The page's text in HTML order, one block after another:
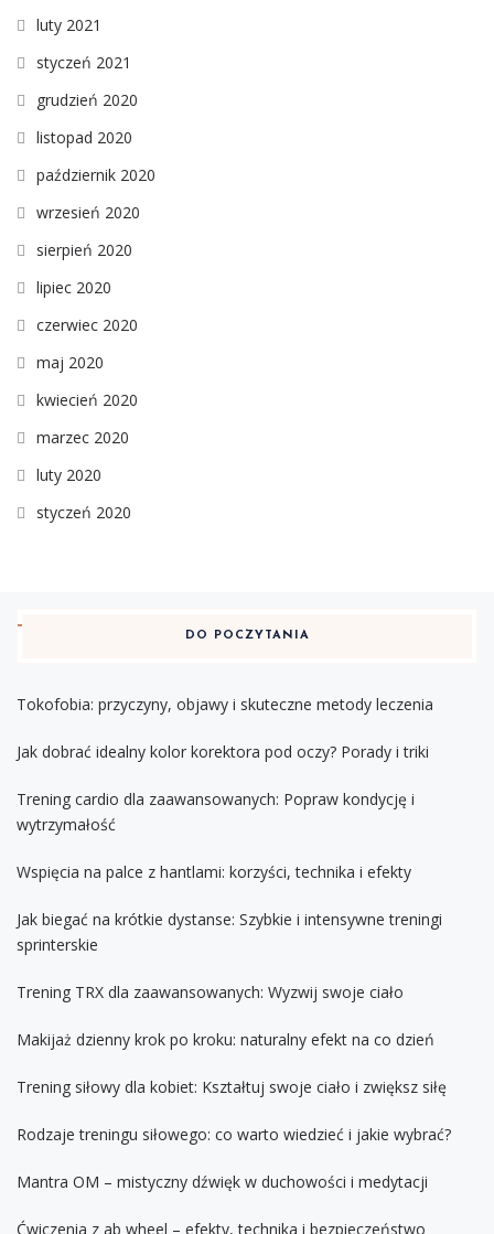
luty 2021
styczeń 2021
grudzień 2020
listopad 2020
październik 2020
wrzesień 2020
sierpień 2020
lipiec 2020
czerwiec 2020
maj 2020
kwiecień 2020
marzec 2020
luty 2020
styczeń 2020
DO POCZYTANIA
Tokofobia: przyczyny, objawy i skuteczne metody leczenia
Jak dobrać idealny kolor korektora pod oczy? Porady i triki
Trening cardio dla zaawansowanych: Popraw kondycję i
wytrzymałość
Wspięcia na palce z hantlami: korzyści, technika i efekty
Jak biegać na krótkie dystanse: Szybkie i intensywne treningi
sprinterskie
Trening TRX dla zaawansowanych: Wyzwij swoje ciało
Makijaż dzienny krok po kroku: naturalny efekt na co dzień
Trening siłowy dla kobiet: Kształtuj swoje ciało i zwiększ siłę
Rodzaje treningu siłowego: co warto wiedzieć i jakie wybrać?
Mantra OM – mistyczny dźwięk w duchowości i medytacji
Ćwiczenia z ab wheel – efekty, technika i bezpieczeństwo